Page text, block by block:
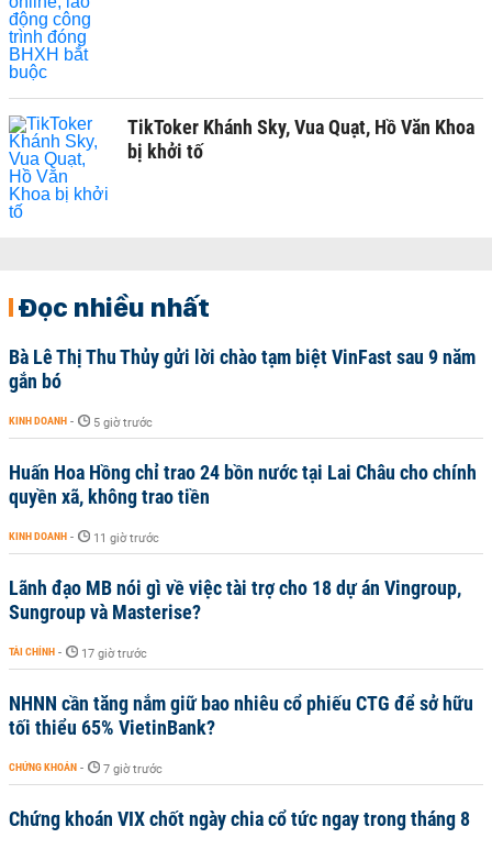
TikToker Khánh Sky, Vua Quạt, Hồ Văn Khoa
bị khởi tố
Đọc nhiều nhất
Bà Lê Thị Thu Thủy gửi lời chào tạm biệt VinFast sau 9 năm
gắn bó
KINH DOANH - 5 giờ trước
Huấn Hoa Hồng chỉ trao 24 bồn nước tại Lai Châu cho chính
quyền xã, không trao tiền
KINH DOANH - 11 giờ trước
Lãnh đạo MB nói gì về việc tài trợ cho 18 dự án Vingroup,
Sungroup và Masterise?
TÀI CHÍNH - 17 giờ trước
NHNN cần tăng nắm giữ bao nhiêu cổ phiếu CTG để sở hữu
tối thiểu 65% VietinBank?
CHỨNG KHOÁN - 7 giờ trước
Chứng khoán VIX chốt ngày chia cổ tức ngay trong tháng 8